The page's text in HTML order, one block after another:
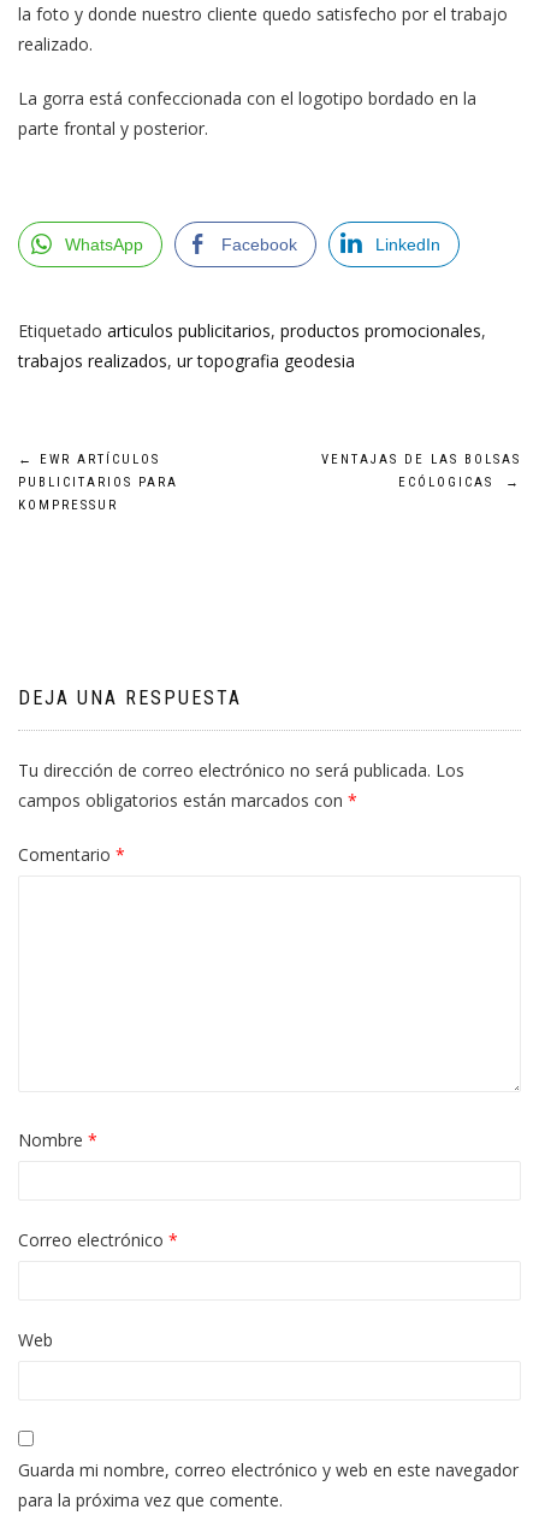
la foto y donde nuestro cliente quedo satisfecho por el trabajo
realizado.
La gorra está confeccionada con el logotipo bordado en la
parte frontal y posterior.
WhatsApp Facebook LinkedIn
Etiquetado articulos publicitarios, productos promocionales,
trabajos realizados, ur topografia geodesia
Navegación
de
←
EWR ARTÍCULOS
PUBLICITARIOS PARA
KOMPRESSUR
VENTAJAS DE LAS BOLSAS
ECÓLOGICAS
→
DEJA UNA RESPUESTA
Tu dirección de correo electrónico no será publicada. Los
campos obligatorios están marcados con *
Comentario *
Nombre *
Correo electrónico *
Web
Guarda mi nombre, correo electrónico y web en este navegador
para la próxima vez que comente.